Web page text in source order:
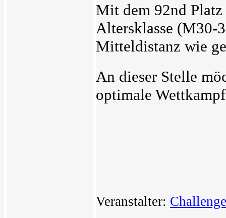
Mit dem 92nd
Altersklasse (M30-
Mitteldistanz wie
An dieser Stelle
optimale
Veranstalter: